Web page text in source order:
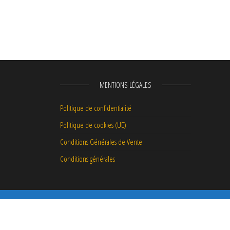
MENTIONS LÉGALES
Politique de confidentialité
Politique de cookies (UE)
Conditions Générales de Vente
Conditions générales